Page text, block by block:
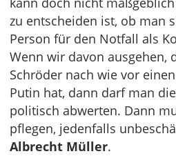
zu entscheiden ist, ob man
Person für den Notfall als
Wenn wir davon ausgehen,
Schröder nach wie vor
Putin hat, dann darf man
politisch abwerten. Dann
pflegen, jedenfalls
Albrecht Müller.